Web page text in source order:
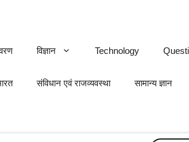
विज्ञान Technology
संविधान एवं राजव्यवस्था सामान्य ज्ञान